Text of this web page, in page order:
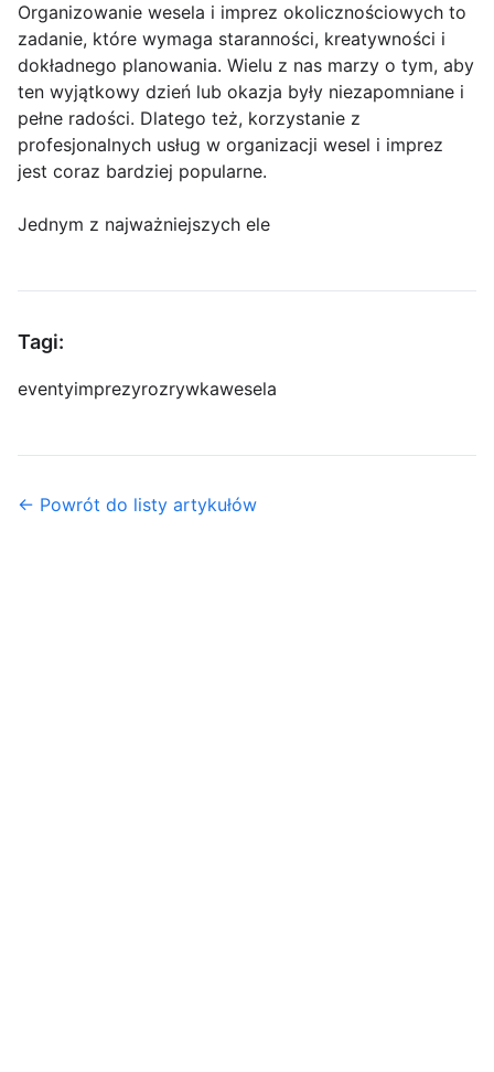
Organizowanie wesela i imprez okolicznościowych to
zadanie, które wymaga staranności, kreatywności i
dokładnego planowania. Wielu z nas marzy o tym, aby
ten wyjątkowy dzień lub okazja były niezapomniane i
pełne radości. Dlatego też, korzystanie z
profesjonalnych usług w organizacji wesel i imprez
jest coraz bardziej popularne.
Jednym z najważniejszych ele
Tagi:
eventyimprezyrozrywkawesela
← Powrót do listy artykułów